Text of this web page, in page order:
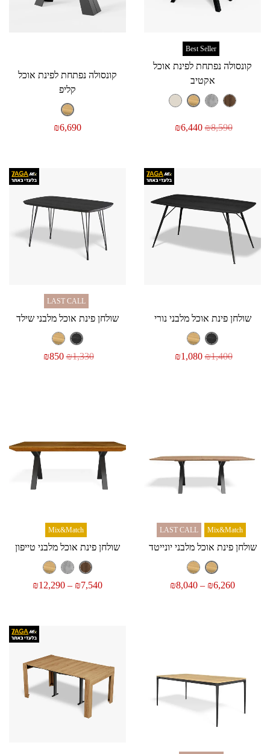
Best Seller
קונסולה נפתחת לפינת אוכל
אקטיב
₪8,590
₪6,440
קונסולה נפתחת לפינת אוכל
קליפ
₪6,690
שולחן פינת אוכל מלבני נורי
₪1,400
₪1,080
LAST CALL
שולחן פינת אוכל מלבני שילד
₪1,330
₪850
Mix&Match
LAST CALL
שולחן פינת אוכל מלבני יונייטד
₪6,260
–
₪8,040
Mix&Match
שולחן פינת אוכל מלבני טייפון
₪7,540
–
₪12,290